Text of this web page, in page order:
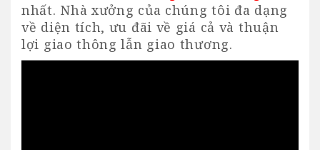
nhất. Nhà xưởng của chúng tôi đa dạng
về diện tích, ưu đãi về giá cả và thuận
lợi giao thông lẫn giao thương.